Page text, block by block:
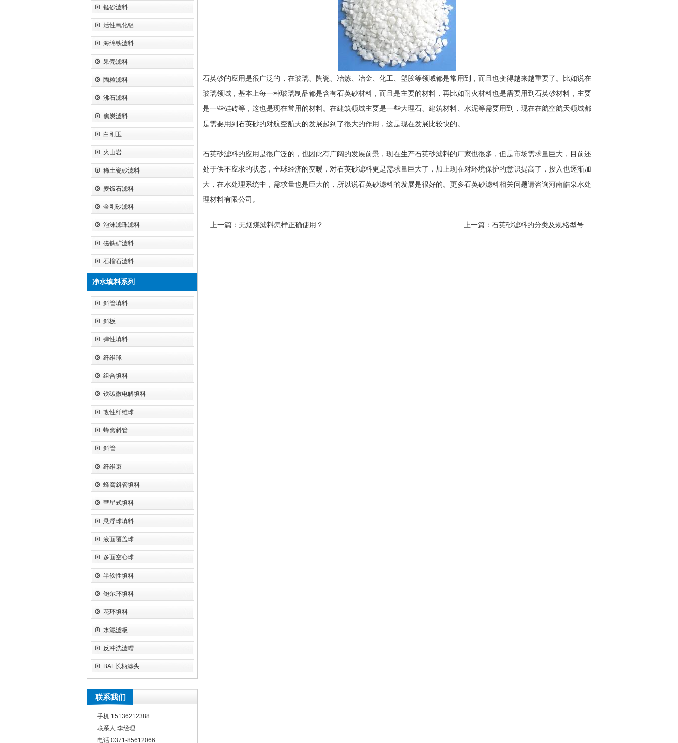
锰砂滤料
活性氧化铝
海绵铁滤料
果壳滤料
陶粒滤料
沸石滤料
焦炭滤料
白刚玉
火山岩
稀土瓷砂滤料
麦饭石滤料
金刚砂滤料
泡沫滤珠滤料
磁铁矿滤料
石榴石滤料
净水填料系列
斜管填料
斜板
弹性填料
纤维球
组合填料
铁碳微电解填料
改性纤维球
蜂窝斜管
斜管
纤维束
蜂窝斜管填料
彗星式填料
悬浮球填料
液面覆盖球
多面空心球
半软性填料
鲍尔环填料
花环填料
水泥滤板
反冲洗滤帽
BAF长柄滤头
联系我们
手机:15136212388
联系人:李经理
电话:0371-85612066
石英砂的应用是很广泛的，在玻璃、陶瓷、冶炼、冶金、化工、塑胶等领域都是常用到，而且也变得越来越重要了。比如说在
玻璃领域，基本上每一种玻璃制品都是含有石英砂材料，而且是主要的材料，再比如耐火材料也是需要用到石英砂材料，主要
是一些硅砖等，这也是现在常用的材料。在建筑领域主要是一些大理石、建筑材料、水泥等需要用到，现在在航空航天领域都
是需要用到石英砂的对航空航天的发展起到了很大的作用，这是现在发展比较快的。
石英砂滤料的应用是很广泛的，也因此有广阔的发展前景，现在生产石英砂滤料的厂家也很多，但是市场需求量巨大，目前还
处于供不应求的状态，全球经济的变暖，对石英砂滤料更是需求量巨大了，加上现在对环境保护的意识提高了，投入也逐渐加
大，在水处理系统中，需求量也是巨大的，所以说石英砂滤料的发展是很好的。更多石英砂滤料相关问题请咨询河南皓泉水处
理材料有限公司。
上一篇： 无烟煤滤料怎样正确使用？ 上一篇： 石英砂滤料的分类及规格型号